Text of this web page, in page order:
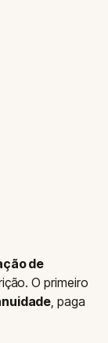
de
O primeiro
, paga